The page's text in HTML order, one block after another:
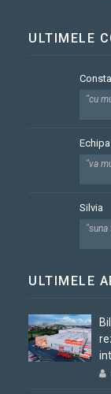
ULTIMELE
"cu
"va
Silvia
ULTIMELE